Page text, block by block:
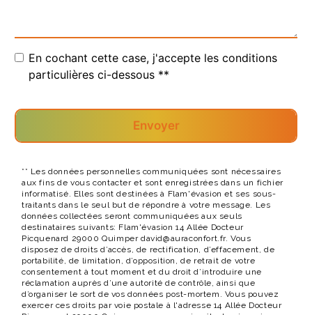
En cochant cette case, j'accepte les conditions
particulières ci-dessous **
Envoyer
** Les données personnelles communiquées sont nécessaires
aux fins de vous contacter et sont enregistrées dans un fichier
informatisé. Elles sont destinées à Flam'évasion et ses sous-
traitants dans le seul but de répondre à votre message. Les
données collectées seront communiquées aux seuls
destinataires suivants: Flam'évasion 14 Allée Docteur
Picquenard 29000 Quimper david@auraconfort.fr. Vous
disposez de droits d’accès, de rectification, d’effacement, de
portabilité, de limitation, d’opposition, de retrait de votre
consentement à tout moment et du droit d’introduire une
réclamation auprès d’une autorité de contrôle, ainsi que
d’organiser le sort de vos données post-mortem. Vous pouvez
exercer ces droits par voie postale à l'adresse 14 Allée Docteur